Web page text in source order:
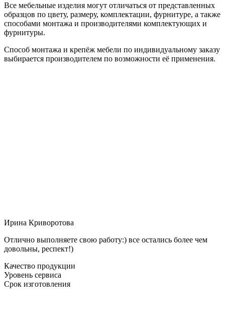
Все мебельные изделия могут отличаться от представленных
образцов по цвету, размеру, комплектации, фурнитуре, а также
способами монтажа и производителями комплектующих и
фурнитуры.
Способ монтажа и крепёж мебели по индивидуальному заказу
выбирается производителем по возможности её применения.
Ирина Криворотова
Отлично выполняете свою работу:) все остались более чем
довольны, респект!)
Качество продукции
Уровень сервиса
Срок изготовления